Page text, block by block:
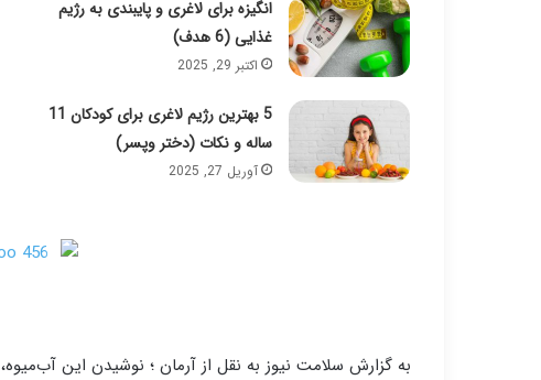
انگیزه برای لاغری و پایبندی به رژیم
غذایی (6 هدف)
اکتبر 29, 2025
5 بهترین رژیم لاغری برای کودکان 11
ساله و نکات (دختر وپسر)
آوریل 27, 2025
به گزارش سلامت نیوز به نقل از آرمان ؛ نوشیدن این